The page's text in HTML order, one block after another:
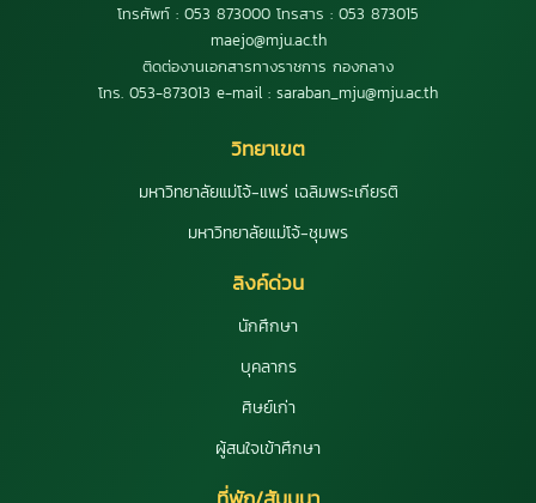
โทรศัพท์ : 053 873000 โทรสาร : 053 873015
maejo@mju.ac.th
ติดต่องานเอกสารทางราชการ กองกลาง
โทร. 053-873013 e-mail : saraban_mju@mju.ac.th
วิทยาเขต
มหาวิทยาลัยแม่โจ้-แพร่ เฉลิมพระเกียรติ
มหาวิทยาลัยแม่โจ้-ชุมพร
ลิงค์ด่วน
นักศึกษา
บุคลากร
ศิษย์เก่า
ผู้สนใจเข้าศึกษา